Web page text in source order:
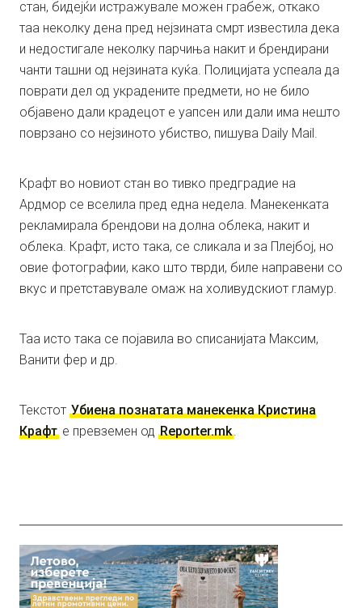
стан, бидејќи истражувале можен грабеж, откако
таа неколку дена пред нејзината смрт известила дека
и недостигале неколку парчиња накит и брендирани
чанти ташни од нејзината куќа. Полицијата успеала да
поврати дел од украдените предмети, но не било
објавено дали крадецот е уапсен или дали има нешто
поврзано со нејзиното убиство, пишува Daily Mail.
Крафт во новиот стан во тивко предградие на
Ардмор се вселила пред една недела. Манекенката
рекламирала брендови на долна облека, накит и
облека. Крафт, исто така, се сликала и за Плејбој, но
овие фотографии, како што тврди, биле направени со
вкус и претставувале омаж на холивудскиот гламур.
Таа исто така се појавила во списанијата Максим,
Ванити фер и др.
Текстот Убиена познатата манекенка Кристина
Крафт е превземен од Reporter.mk.